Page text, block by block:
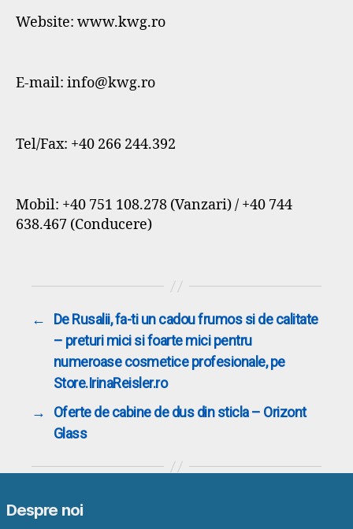
Website: www.kwg.ro
E-mail: info@kwg.ro
Tel/Fax: +40 266 244.392
Mobil: +40 751 108.278 (Vanzari) / +40 744
638.467 (Conducere)
←
De Rusalii, fa-ti un cadou frumos si de calitate
– preturi mici si foarte mici pentru
numeroase cosmetice profesionale, pe
Store.IrinaReisler.ro
→
Oferte de cabine de dus din sticla – Orizont
Glass
Despre noi